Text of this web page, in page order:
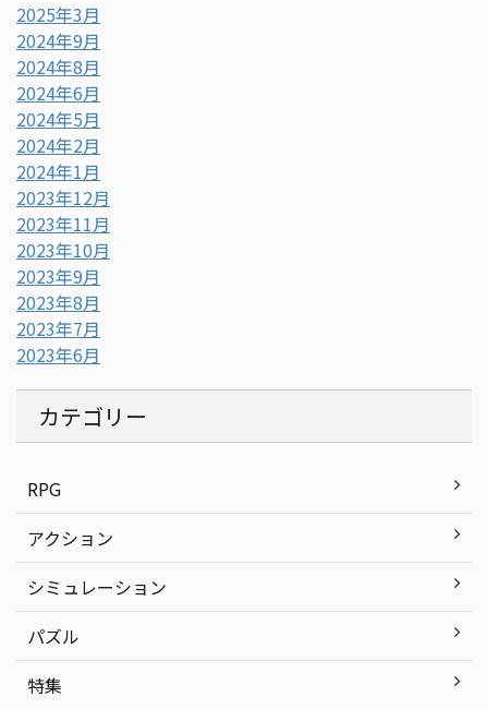
2025年3月
2024年9月
2024年8月
2024年6月
2024年5月
2024年2月
2024年1月
2023年12月
2023年11月
2023年10月
2023年9月
2023年8月
2023年7月
2023年6月
カテゴリー
RPG
アクション
シミュレーション
パズル
特集